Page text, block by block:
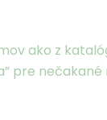
ako z
pre